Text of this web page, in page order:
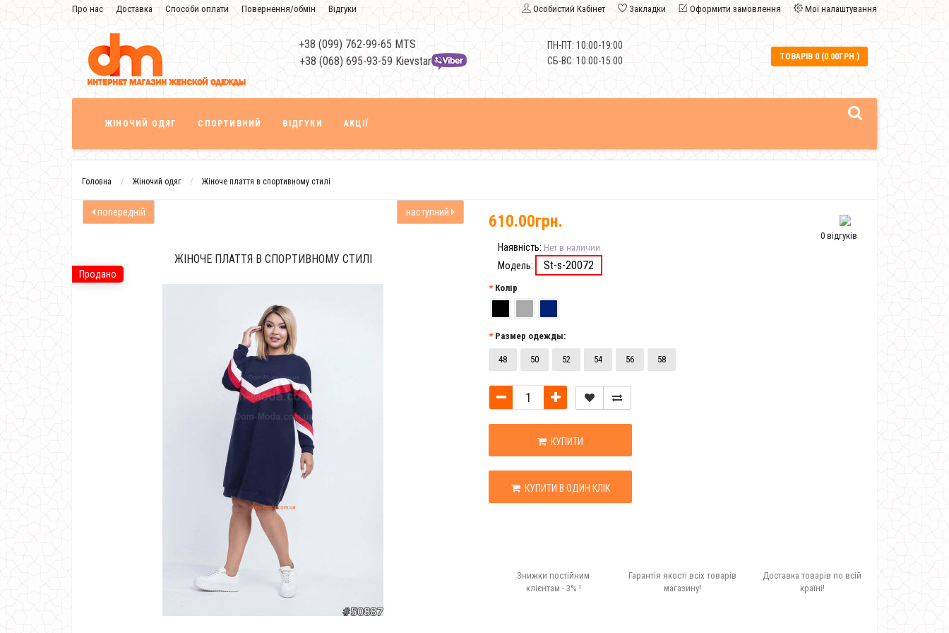
Про нас Доставка Способи оплати Повернення/обмін
Відгуки
Знижка
Особистий Кабінет Закладки Оформити замовлення Мої налаштування
+38 (099) 762-99-65 MTS
+38 (068) 695-93-59 Kievstar
ПН-ПТ: 10:00-19:00
СБ-ВС: 10:00-15:00
ТОВАРІВ 0 (0.00ГРН.)
ЖІНОЧИЙ ОДЯГ СПОРТИВНИЙ ВІДГУКИ АКЦІЇ
Головна Жіночий одяг Жіноче плаття в спортивному стилі
попередній наступний
Продано
ЖІНОЧЕ ПЛАТТЯ В СПОРТИВНОМУ СТИЛІ
0 відгуків
610.00грн.
Наявність: Нет в наличии
Модель: St-s-20072
Колір
Размер одежды:
48 50 52 54 56 58
КУПИТИ
КУПИТИ В ОДИН КЛІК
Знижки постійним
клієнтам - 3% !
Гарантія якості всіх товарів
магазину!
Доставка товарів по всій
країні!